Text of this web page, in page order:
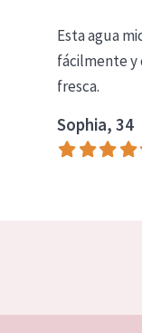
Esta agua
fácilmente y
fresca.
Sophia, 34